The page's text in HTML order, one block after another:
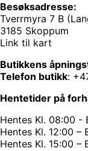
Besøksadresse:
Tverrmyra 7 B
3185 Skoppum
Link til kart
Butikkens
Telefon butikk:
Hentetider på
Hentes Kl. 08:00 -
Hentes Kl. 12:00 –
Hentes Kl. 15:00 –